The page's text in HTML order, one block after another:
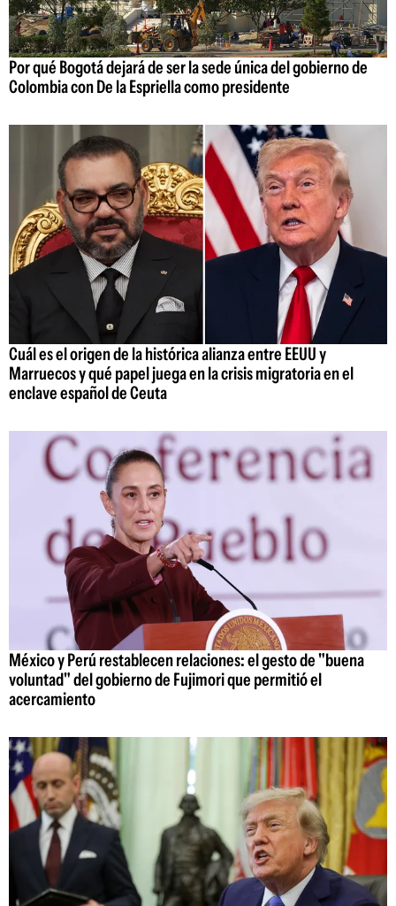
Por qué Bogotá dejará de ser la sede única del gobierno de
Colombia con De la Espriella como presidente
Cuál es el origen de la histórica alianza entre EEUU y
Marruecos y qué papel juega en la crisis migratoria en el
enclave español de Ceuta
México y Perú restablecen relaciones: el gesto de "buena
voluntad" del gobierno de Fujimori que permitió el
acercamiento